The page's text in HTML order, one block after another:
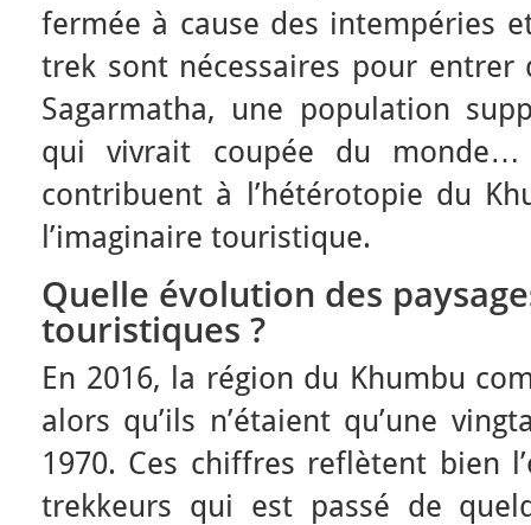
fermée à cause des intempéries
trek sont nécessaires pour entrer
Sagarmatha, une population
qui vivrait coupée du monde…
contribuent à l’hétérotopie du
l’imaginaire touristique.
Quelle évolution des
touristiques ?
En 2016, la région du Khumbu
alors qu’ils n’étaient qu’une
1970. Ces chiffres reflètent bien
trekkeurs qui est passé de